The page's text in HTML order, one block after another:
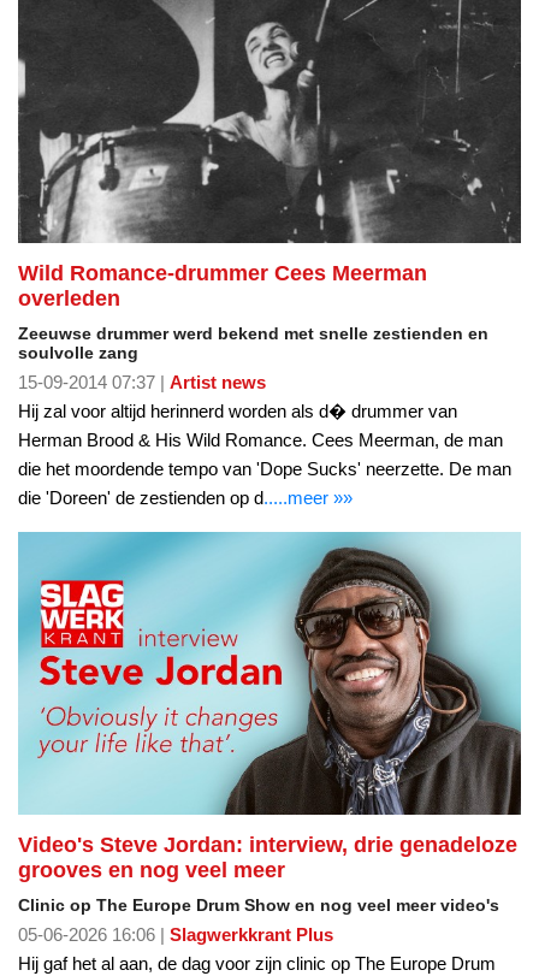
Wild Romance-drummer Cees Meerman
overleden
Zeeuwse drummer werd bekend met snelle zestienden en
soulvolle zang
15-09-2014 07:37 | Artist news
Hij zal voor altijd herinnerd worden als d� drummer van
Herman Brood & His Wild Romance. Cees Meerman, de man
die het moordende tempo van 'Dope Sucks' neerzette. De man
die 'Doreen' de zestienden op d.....meer »»
Video's Steve Jordan: interview, drie genadeloze
grooves en nog veel meer
Clinic op The Europe Drum Show en nog veel meer video's
05-06-2026 16:06 | Slagwerkkrant Plus
Hij gaf het al aan, de dag voor zijn clinic op The Europe Drum